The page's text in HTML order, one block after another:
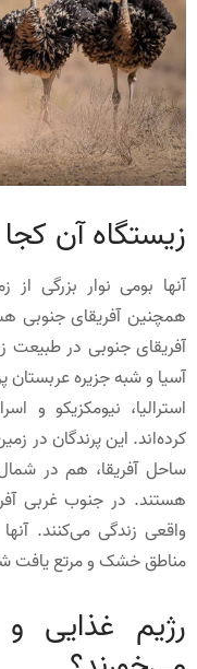
زیستگاه آن
آنها بومی نوار بزرگی
همچنین آفریقای جنوبی
آفریقای جنوبی در طبیعت
آسیا و شبه جزیره
استرالیا، نیومکزیکو و
کرده‌اند. این پرندگان در
ساحل آفریقا، هم در
هستند. در جنوب غربی
واقعی زندگی می‌کنند.
مناطق خشک و مرتع یافت
رژیم غذایی